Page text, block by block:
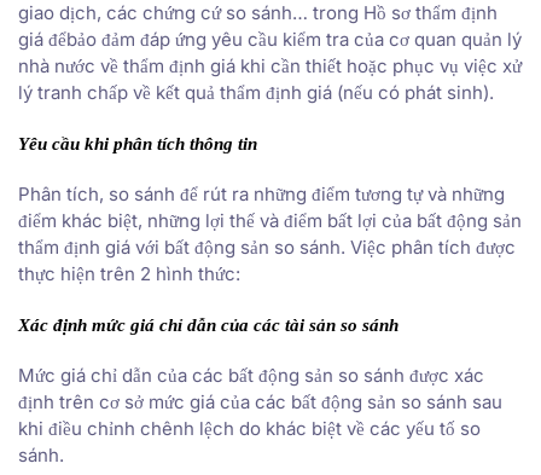
giao dịch, các chứng cứ so sánh… trong Hồ sơ thẩm định
giá đểbảo đảm đáp ứng yêu cầu kiểm tra của cơ quan quản lý
nhà nước về thẩm định giá khi cần thiết hoặc phục vụ việc xử
lý tranh chấp về kết quả thẩm định giá (nếu có phát sinh).
Yêu cầu khi phân tích thông tin
Phân tích, so sánh để rút ra những điểm tương tự và những
điểm khác biệt, những lợi thế và điểm bất lợi của bất động sản
thẩm định giá với bất động sản so sánh. Việc phân tích được
thực hiện trên 2 hình thức:
Xác định mức giá chỉ dẫn của các tài sản so sánh
Mức giá chỉ dẫn của các bất động sản so sánh được xác
định trên cơ sở mức giá của các bất động sản so sánh sau
khi điều chỉnh chênh lệch do khác biệt về các yếu tố so
sánh.